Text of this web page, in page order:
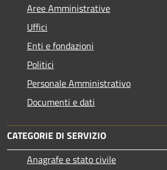
Aree Amministrative
Uffici
Enti e fondazioni
Politici
Personale Amministrativo
Documenti e dati
CATEGORIE DI SERVIZIO
Anagrafe e stato civile